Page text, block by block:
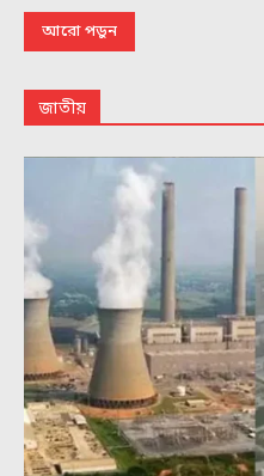
আরো পড়ুন
জাতীয়